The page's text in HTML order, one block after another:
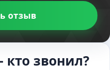
отзыв
кто звонил?